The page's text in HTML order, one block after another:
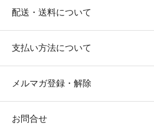
配送・送料について
支払い方法について
メルマガ登録・解除
お問合せ